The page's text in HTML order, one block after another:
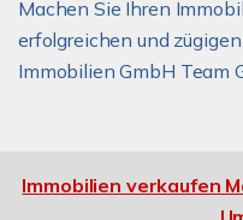
Machen Sie Ihren
erfolgreichen und
Immobilien GmbH Team
Immobilien verkaufen